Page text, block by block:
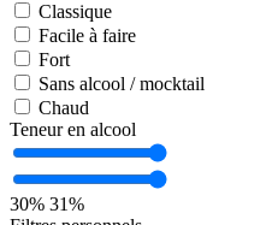
Classique
Facile à faire
Fort
Sans alcool / mocktail
Chaud
Teneur en alcool
30% 31%